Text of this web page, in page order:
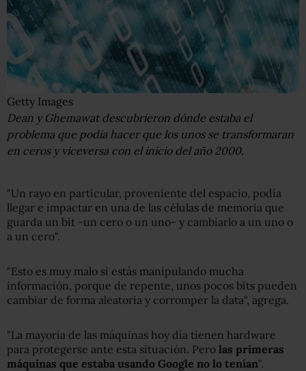
Getty Images
Dean y Ghemawat descubrieron dónde estaba el
problema que podía hacer que los unos se transformaran
en ceros y viceversa con el inicio del año 2000.
"Un rayo en particular, proveniente del espacio, podía
llegar e impactar en una de las células de memoria que
guarda un bit -un cero o un uno- y cambiarlo a un uno o
a un cero".
"Esto es muy malo si estás manipulando mucha
información, porque de repente, unos pocos bits pueden
cambiar de forma aleatoria y corromper la data", agrega.
"La mayoría de las máquinas hoy día tienen hardware
para protegerse ante esta situación. Pero las primeras
máquinas que estaba usando Google no lo tenían".